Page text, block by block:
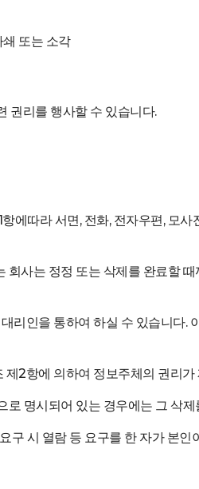
쇄 또는 소각
권리를 행사할 수 있습니다.
에따라 서면, 전화, 전자우편, 모
사는 정정 또는 삭제를 완료할
인을 통하여 하실 수 있습니다.
2항에 의하여 정보주체의 권리가
명시되어 있는 경우에는 그 삭
구 시 열람 등 요구를 한 자가 본